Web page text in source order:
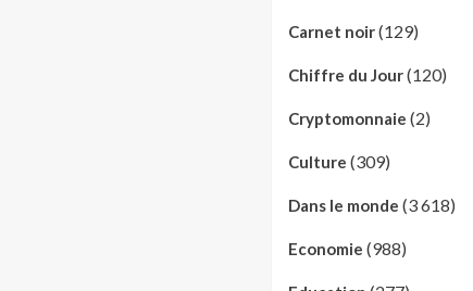
Carnet noir(129)
Chiffre du Jour(120)
Cryptomonnaie (2)
Culture (309)
Dans le monde (3 618)
Economie (988)